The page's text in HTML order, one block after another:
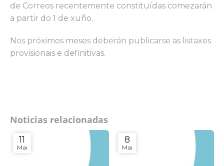
de Correos recentemente constituídas comezarán
a partir do 1 de xuño.
Nos próximos meses deberán publicarse as listaxes
provisionais e definitivas.
Noticias relacionadas
11
Mai
8
Mai